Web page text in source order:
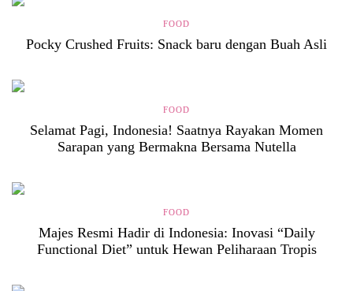
FOOD
Pocky Crushed Fruits: Snack baru dengan Buah Asli
FOOD
Selamat Pagi, Indonesia! Saatnya Rayakan Momen
Sarapan yang Bermakna Bersama Nutella
FOOD
Majes Resmi Hadir di Indonesia: Inovasi “Daily
Functional Diet” untuk Hewan Peliharaan Tropis